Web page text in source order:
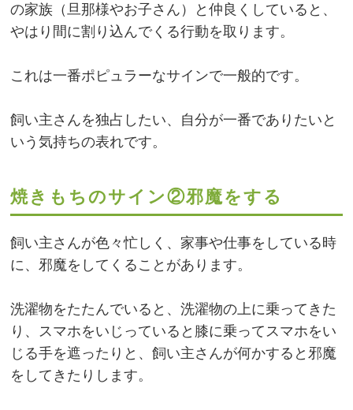
の家族（旦那様やお子さん）と仲良くしていると、
やはり間に割り込んでくる行動を取ります。
これは一番ポピュラーなサインで一般的です。
飼い主さんを独占したい、自分が一番でありたいと
いう気持ちの表れです。
焼きもちのサイン②邪魔をする
飼い主さんが色々忙しく、家事や仕事をしている時
に、邪魔をしてくることがあります。
洗濯物をたたんでいると、洗濯物の上に乗ってきた
り、スマホをいじっていると膝に乗ってスマホをい
じる手を遮ったりと、飼い主さんが何かすると邪魔
をしてきたりします。